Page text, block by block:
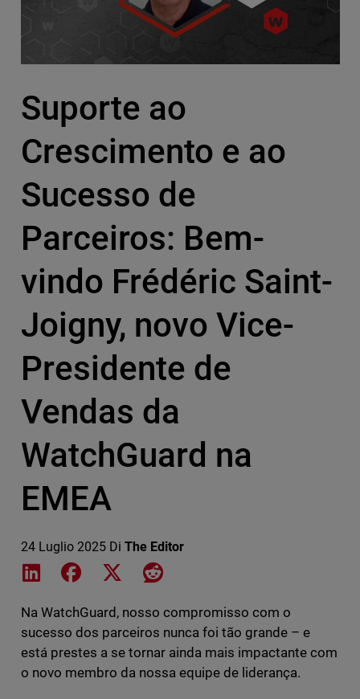
Suporte ao
Crescimento e ao
Sucesso de
Parceiros: Bem-
vindo Frédéric Saint-
Joigny, novo Vice-
Presidente de
Vendas da
WatchGuard na
EMEA
24 Luglio 2025 Di The Editor
Share on LinkedIn
Share on Facebook
Share on XShare on Reddit
Na WatchGuard, nosso compromisso com o
sucesso dos parceiros nunca foi tão grande – e
está prestes a se tornar ainda mais impactante com
o novo membro da nossa equipe de liderança.